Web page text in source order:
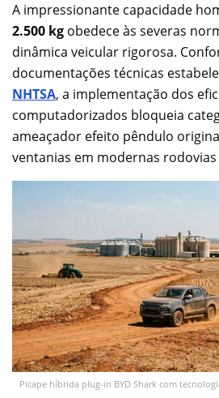
A impressionante capacidade
2.500 kg obedece às severas
dinâmica veicular rigorosa.
documentações técnicas
NHTSA, a implementação dos
computadorizados bloqueia
ameaçador efeito pêndulo
ventanias em modernas rodovias
Picape híbrida plug-in BYD Shark com